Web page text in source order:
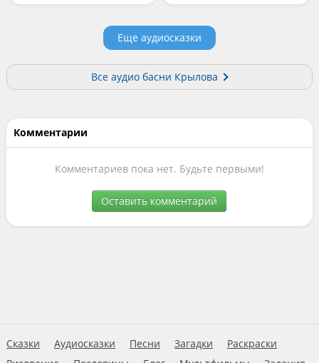
Еще аудиосказки
Все аудио басни Крылова
Комментарии
Комментариев пока нет. Будьте первыми!
Оставить комментарий
Сказки Аудиосказки Песни Загадки
Раскраски